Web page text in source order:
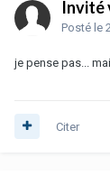
Invité
Posté le
je pense pas...
Citer